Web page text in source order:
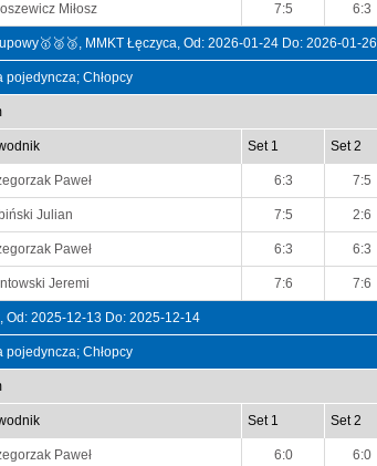
Miłosz 7:5 6:3
MMKT Łęczyca, Od: 2026-01-24 Do: 2026-01-26
pojedyncza; Chłopcy
Set 1 Set 2
Paweł 6:3 7:5
Julian 7:5 2:6
Paweł 6:3 6:3
Jeremi 7:6 7:6
Od: 2025-12-13 Do: 2025-12-14
pojedyncza; Chłopcy
Set 1 Set 2
Paweł 6:0 6:0